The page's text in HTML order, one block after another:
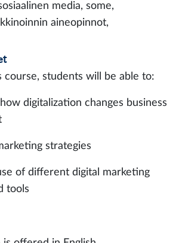
media, some,
aineopinnot,
course, students will be able to:
digitalization changes business
strategies
of different digital marketing
tools